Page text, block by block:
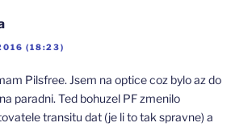
(18:23)
Pilsfree. Jsem na optice coz bylo az do
paradni. Ted bohuzel PF zmenilo
transitu dat (je li to tak spravne) a